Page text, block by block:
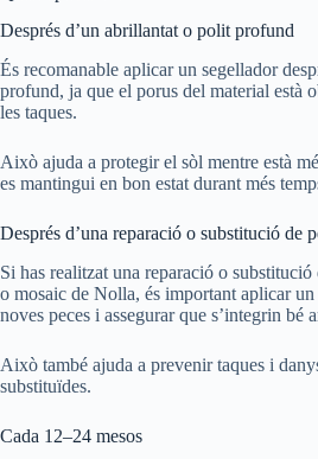
Després d’un abrillantat o polit profund
És recomanable aplicar un segellador
profund, ja que el porus del material està
les taques.
Això ajuda a protegir el sòl mentre està
es mantingui en bon estat durant més
Després d’una reparació o substitució de
Si has realitzat una reparació o
o mosaic de Nolla, és important aplicar
noves peces i assegurar que s’integrin bé
Això també ajuda a prevenir taques i
substituïdes.
Cada 12–24 mesos